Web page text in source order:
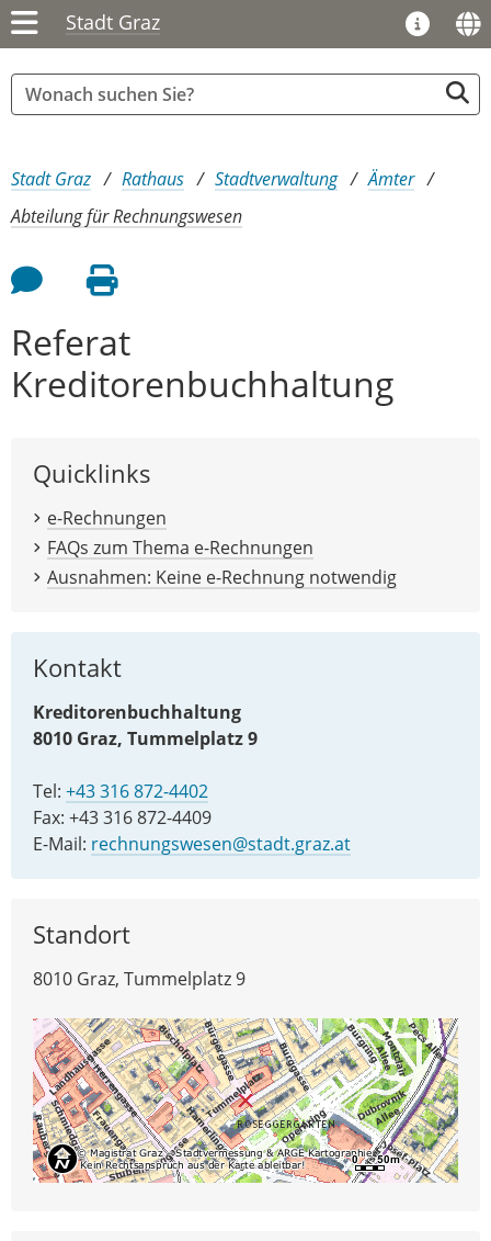
Stadt Graz
Sie sind hier:
Stadt Graz Rathaus Stadtverwaltung
Ämter
Abteilung für Rechnungswesen
Feedback an Autor
Seite drucken
Referat
Kreditorenbuchhaltung
Quicklinks
e-Rechnungen
FAQs zum Thema e-Rechnungen
Ausnahmen: Keine e-Rechnung notwendig
Kontakt
Kreditorenbuchhaltung
8010 Graz, Tummelplatz 9
Tel: +43 316 872-4402
Fax: +43 316 872-4409
E-Mail: rechnungswesen@stadt.graz.at
Standort
8010 Graz, Tummelplatz 9